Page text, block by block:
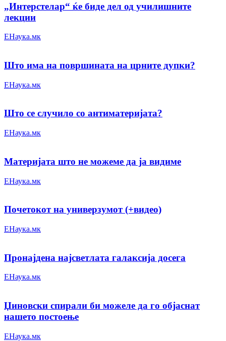
„Интерстелар“ ќе биде дел од училишните
лекции
ЕНаука.мк
Што има на површината на црните дупки?
ЕНаука.мк
Што се случило со антиматеријата?
ЕНаука.мк
Материјата што не можеме да ја видиме
ЕНаука.мк
Почетокот на универзумот (+видео)
ЕНаука.мк
Пронајдена најсветлата галаксија досега
ЕНаука.мк
Џиновски спирали би можеле да го објаснат
нашето постоење
ЕНаука.мк